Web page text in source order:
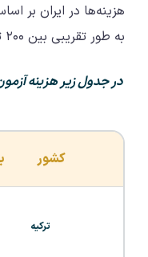
هزینه‌ها در ایران بر
به طور تقریبی بین ۲۰۰ تا ۲۵۰ دلار آمریکا متغیر است.
کشور
ترکیه